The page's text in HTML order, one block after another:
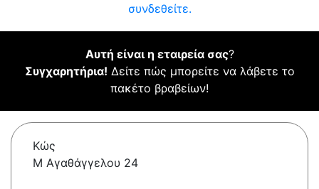
συνδεθείτε.
Αυτή είναι η εταιρεία σας?
Συγχαρητήρια! Δείτε πώς μπορείτε να λάβετε το
πακέτο βραβείων!
Κώς
Μ Αγαθάγγελου 24